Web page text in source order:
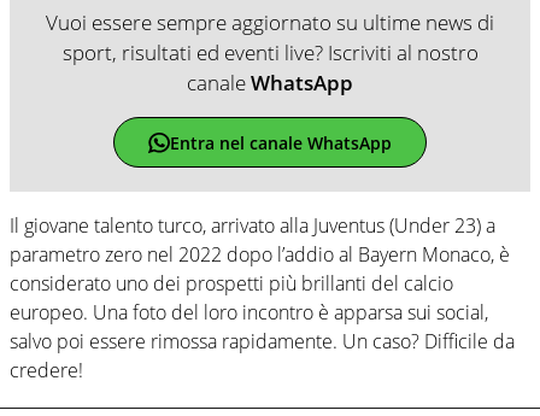
Vuoi essere sempre aggiornato su ultime news di
sport, risultati ed eventi live? Iscriviti al nostro
canaleWhatsApp
Entra nel canale WhatsApp
Il giovane talento turco, arrivato alla Juventus (Under 23) a
parametro zero nel 2022 dopo l’addio al Bayern Monaco, è
considerato uno dei prospetti più brillanti del calcio
europeo. Una foto del loro incontro è apparsa sui social,
salvo poi essere rimossa rapidamente. Un caso? Difficile da
credere!